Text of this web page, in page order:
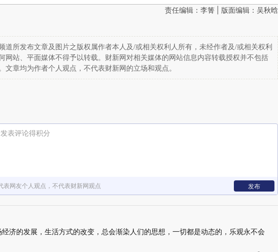
责任编辑：李箐 | 版面编辑：吴秋晗
道所发布文章及图片之版权属作者本人及/或相关权利人所有，未经作者及/或相关权利
网站、平面媒体不得予以转载。财新网对相关媒体的网站信息内容转载授权并不包括
文章均为作者个人观点，不代表财新网的立场和观点。
表评论得积分
表网友个人观点，不代表财新网观点 发布
经济的发展，生活方式的改变，总会渐染人们的思想，一切都是动态的，乐观永不会